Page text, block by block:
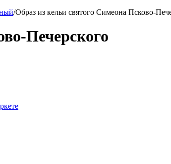
/Образ из кельи святого Симеона Псково-
Печерского